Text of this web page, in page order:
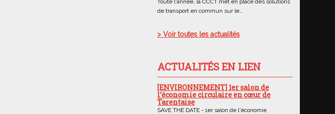
Toute l'année, la CCCT met en place des solutions
de transport en commun sur le…
> Voir toutes les actualités
ACTUALITÉS EN LIEN
[ENVIRONNEMENT] 1er salon de
l’économie circulaire en cœur de
Tarentaise
SAVE THE DATE - 1er salon de l'économie